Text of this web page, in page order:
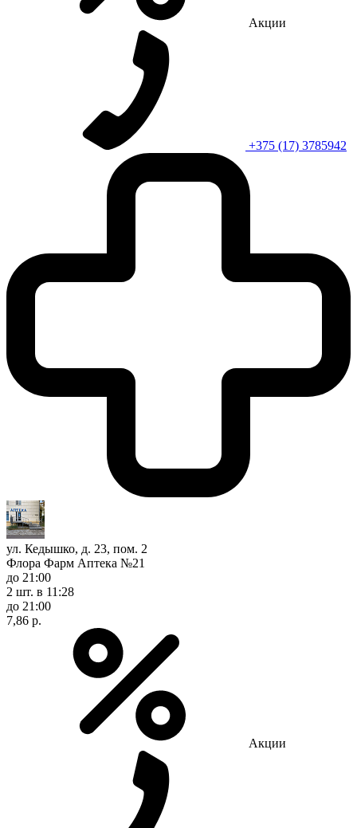
Акции
+375 (17) 3785942
ул. Кедышко, д. 23, пом. 2
Флора Фарм Аптека №21
до 21:00
2 шт. в 11:28
до 21:00
7,86 р.
Акции